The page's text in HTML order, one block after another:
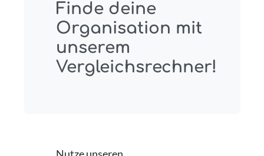
Finde deine
Organisation mit
unserem
Vergleichsrechner!